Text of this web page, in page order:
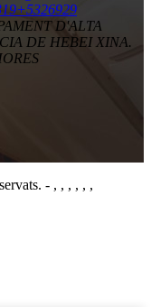
D'ALTA
DE HEBEI XINA.
- , , , , , ,